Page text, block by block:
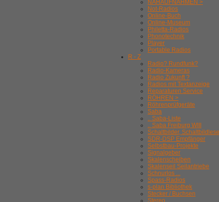
NAHAUFNAHMEN >
Not-Radios
Online-Buch
Online-Museum
Philetta-Radios
Phonotechnik
Player
Portable Radios
R - Z
Radio? Rundfunk?
Radio-Kameras
Radio Zukunft ?
Radios mit Textanzeige
Reparaturen Service
RÖHREN >
Röhrenprüfgeräte
Saba
.. Saba-Liste
.. Saba Freiburg WIII
Schaltbilder,
SDR-DSP Empfänger
Selbstbau-Projekte
Signalgeber
Skalenscheiben
Skalenseil Seilantriebe
Schnurlos ...
Spass-Radios
s-plan Bibliothek
Stecker / Buchsen
Stereo